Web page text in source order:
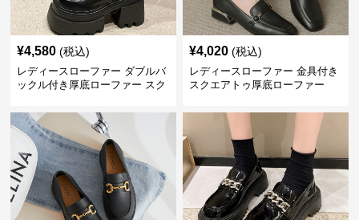
¥4,580 (税込)
レディースローファー ダブルバ
ックル付き厚底ローファー スク
¥4,020 (税込)
レディースローファー 金具付き
スクエアトゥ厚底ローファー